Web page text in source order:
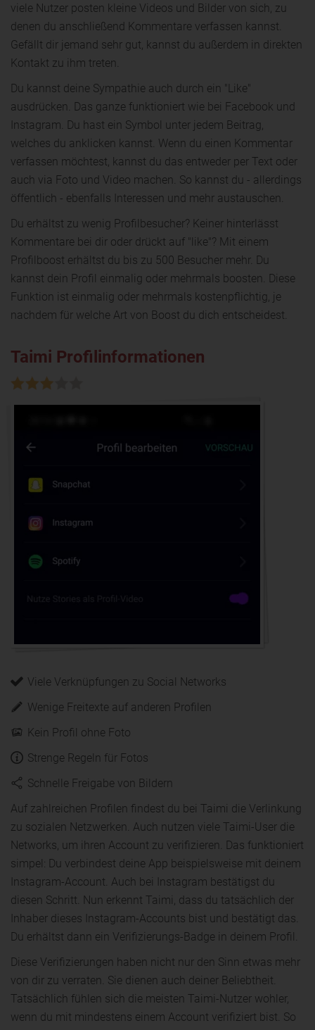
viele Nutzer posten kleine Videos und Bilder von sich, zu
denen du anschließend Kommentare verfassen kannst.
Gefällt dir jemand sehr gut, kannst du außerdem in direkten
Kontakt zu ihm treten.
Du kannst deine Sympathie auch durch ein "Like"
ausdrücken. Das ganze funktioniert wie bei Facebook und
Instagram. Du hast ein Symbol unter jedem Beitrag,
welches du anklicken kannst. Wenn du einen Kommentar
verfassen möchtest, kannst du das entweder per Text oder
auch via Foto und Video machen. So kannst du - allerdings
öffentlich - ebenfalls Interessen und mehr austauschen.
Du erhältst zu wenig Profilbesucher? Keiner hinterlässt
Kommentare bei dir oder drückt auf "like"? Mit einem
Profilboost erhältst du bis zu 500 Besucher mehr. Du
kannst dein Profil einmalig oder mehrmals boosten. Diese
Funktion ist einmalig oder mehrmals kostenpflichtig, je
nachdem für welche Art von Boost du dich entscheidest.
Taimi Profilinformationen
Viele Verknüpfungen zu Social Networks
Wenige Freitexte auf anderen Profilen
Kein Profil ohne Foto
Strenge Regeln für Fotos
Schnelle Freigabe von Bildern
Auf zahlreichen Profilen findest du bei Taimi die Verlinkung
zu sozialen Netzwerken. Auch nutzen viele Taimi-User die
Networks, um ihren Account zu verifizieren. Das funktioniert
simpel: Du verbindest deine App beispielsweise mit deinem
Instagram-Account. Auch bei Instagram bestätigst du
diesen Schritt. Nun erkennt Taimi, dass du tatsächlich der
Inhaber dieses Instagram-Accounts bist und bestätigt das.
Du erhältst dann ein Verifizierungs-Badge in deinem Profil.
Diese Verifizierungen haben nicht nur den Sinn etwas mehr
von dir zu verraten. Sie dienen auch deiner Beliebtheit.
Tatsächlich fühlen sich die meisten Taimi-Nutzer wohler,
wenn du mit mindestens einem Account verifiziert bist. So